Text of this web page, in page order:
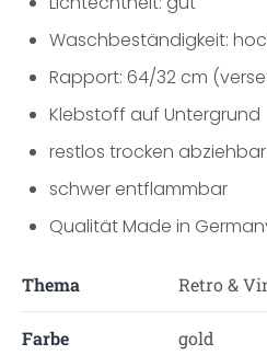
Waschbeständigkeit:
Rapport: 64/32 cm
Klebstoff auf Untergrund
restlos trocken abziehbar
schwer entflammbar
Qualität Made in
Thema Retro &
Farbe gold